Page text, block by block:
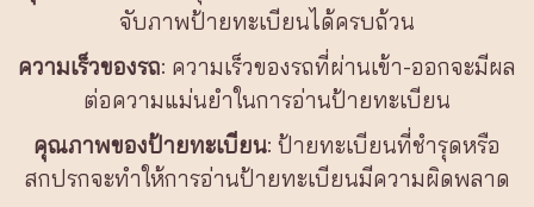
จับภาพป้ายทะเบียนได้ครบถ้วน
ความเร็วของรถ: ความเร็วของรถที่ผ่านเข้า-ออกจะมีผล
ต่อความแม่นยำในการอ่านป้ายทะเบียน
คุณภาพของป้ายทะเบียน: ป้ายทะเบียนที่ชำรุดหรือ
สกปรกจะทำให้การอ่านป้ายทะเบียนมีความผิดพลาด